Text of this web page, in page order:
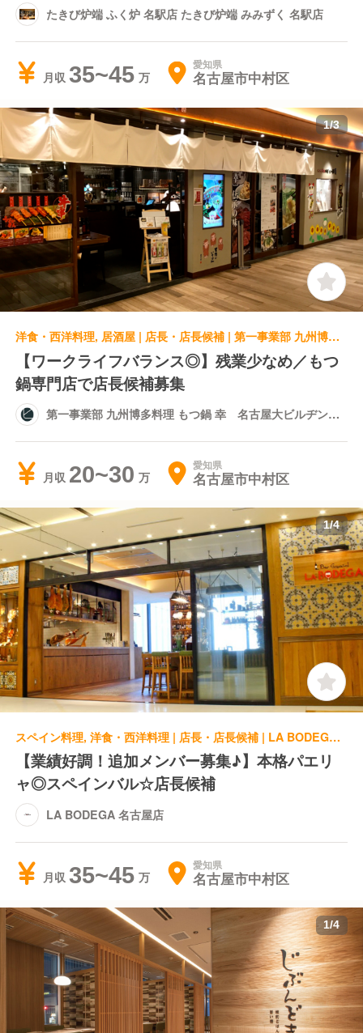
たきび炉端 ふく炉 名駅店 たきび炉端 みみずく 名駅店
月収 35~45 愛知県
名古屋市中村区
1/3
洋食・西洋料理, 居酒屋 | 店長・店長候補 | 第一事業部 九州博多料理 もつ鍋 幸 名古屋大ビルヂング店
【ワークライフバランス◎】残業少なめ／もつ
鍋専門店で店長候補募集
第一事業部 九州博多料理 もつ鍋 幸 名古屋大ビルヂング
月収 20~30 愛知県
名古屋市中村区
1/4
スペイン料理, 洋食・西洋料理 | 店長・店長候補 | LA BODEGA 名古屋店
【業績好調！追加メンバー募集♪】本格パエリ
ャ◎スペインバル☆店長候補
LA BODEGA 名古屋店
月収 35~45 愛知県
名古屋市中村区
1/4